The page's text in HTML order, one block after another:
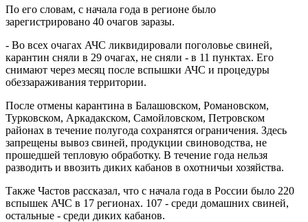
По его словам, с начала года в регионе было
зарегистрировано 40 очагов заразы.
- Во всех очагах АЧС ликвидировали поголовье свиней,
карантин сняли в 29 очагах, не сняли - в 11 пунктах. Его
снимают через месяц после вспышки АЧС и процедуры
обеззараживания территории.
После отмены карантина в Балашовском, Романовском,
Турковском, Аркадакском, Самойловском, Петровском
районах в течение полугода сохранятся ограничения. Здесь
запрещены вывоз свиней, продукции свиноводства, не
прошедшей тепловую обработку. В течение года нельзя
разводить и ввозить диких кабанов в охотничьи хозяйства.
Также Частов рассказал, что с начала года в России было 220
вспышек АЧС в 17 регионах. 107 - среди домашних свиней,
остальные - среди диких кабанов.